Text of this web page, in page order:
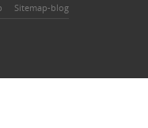
Sitemap-blog